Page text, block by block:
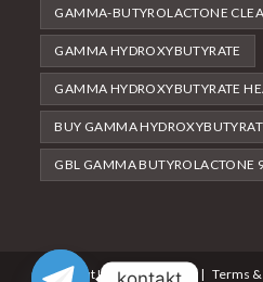
GAMMA-BUTYROLACTONE
GAMMA HYDROXYBUTYRATE
GAMMA HYDROXYBUTYRATE
BUY GAMMA
GBL GAMMA BUTYROLACTONE
About Us Contact Us Terms